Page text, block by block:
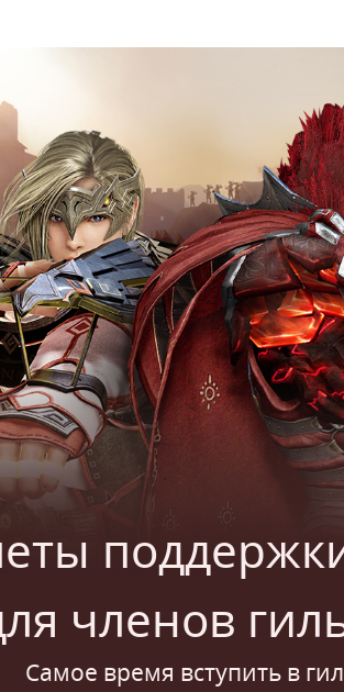
членов
Самое время вступить в